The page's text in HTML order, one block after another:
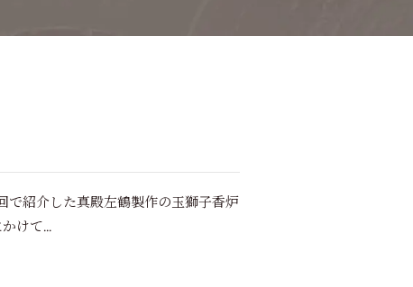
紹介した真殿左鶴製作の玉獅子香炉
けて...